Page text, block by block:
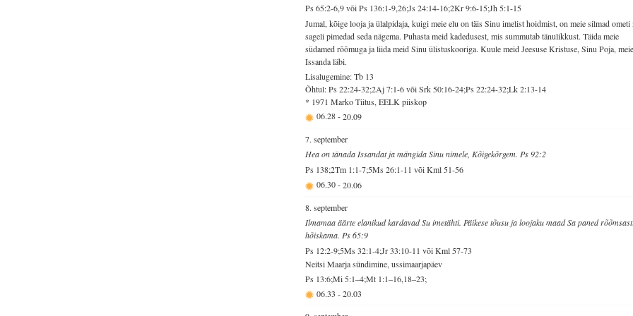
Ps 65:2-6,9 või Ps 136:1-9,26;Js 24:14-16;2Kr 9:6-15;Jh 5:1-15
Jumal, kõige looja ja ülalpidaja, kuigi meie elu on täis Sinu imelist hoidmist, on meie silmad ometi
sageli pimedad seda nägema. Puhasta meid kadedusest, mis summutab tänulikkust. Täida meie
südamed rõõmuga ja liida meid Sinu ülistuskooriga. Kuule meid Jeesuse Kristuse, Sinu Poja, meie
Issanda läbi.
Lisalugemine: Tb 13
Õhtul: Ps 22:24-32;2Aj 7:1-6 või Srk 50:16-24;Ps 22:24-32;Lk 2:13-14
* 1971 Marko Tiitus, EELK piiskop
06.28-20.09
7. september
Hea on tänada Issandat ja mängida Sinu nimele, Kõigekõrgem. Ps 92:2
Ps 138;2Tm 1:1-7;5Ms 26:1-11 või Kml 51-56
06.30-20.06
8. september
Ilmamaa äärte elanikud kardavad Su imetähti. Päikese tõusu ja loojaku maad Sa paned
hõiskama. Ps 65:9
Ps 12:2-9;5Ms 32:1-4;Jr 33:10-11 või Kml 57-73
Neitsi Maarja sündimine, ussimaarjapäev
Ps 13:6;Mi 5:1–4;Mt 1:1–16,18–23;
06.33 -20.03